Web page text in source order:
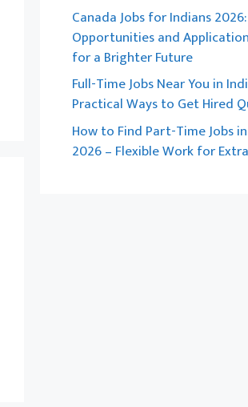
Canada Jobs for Indians 2026:
Opportunities and
for a Brighter Future
Full-Time Jobs Near You in
Practical Ways to Get Hired
How to Find Part-Time Jobs
2026 – Flexible Work for